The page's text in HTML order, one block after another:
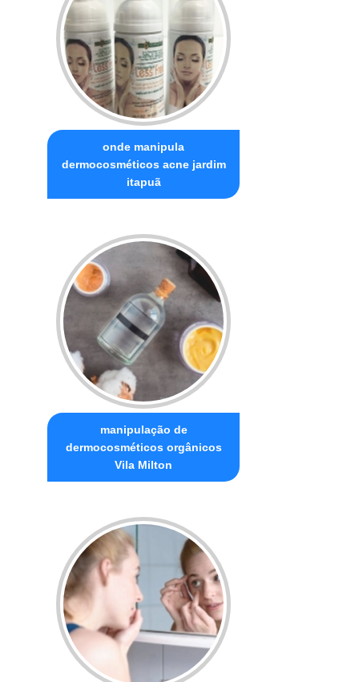
onde manipula
dermocosméticos acne jardim
itapuã
manipulação de
dermocosméticos orgânicos
Vila Milton